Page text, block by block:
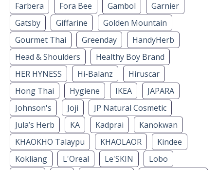
Farbera
Fora Bee Gambol
Garnier
Gatsby
Giffarine
Golden Mountain
Gourmet Thai
Greenday
HandyHerb
Head & Shoulders
Healthy Boy Brand
HER HYNESS
Hi-Balanz
Hiruscar
Hong Thai
Hygiene IKEA
JAPARA
Johnson's
Joji
JP Natural Cosmetic
Jula’s Herb
KA Kadprai
Kanokwan
KHAOKHO Talaypu
KHAOLAOR
Kindee
Kokliang
L'Oreal Le'SKIN
Lobo